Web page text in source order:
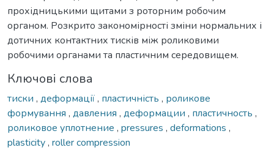
прохідницькими щитами з роторним робочим
органом. Розкрито закономірності зміни нормальних і
дотичних контактних тисків між роликовими
робочими органами та пластичним середовищем.
Ключові слова
тиски , деформації, пластичність , роликове
формування , давления , деформации , пластичность ,
роликовое уплотнение , pressures , deformations ,
plasticity, roller compression